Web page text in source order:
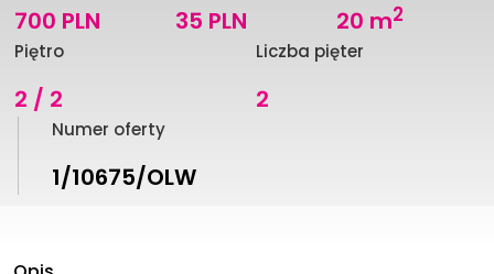
700 PLN 35 PLN 20 m2
Piętro
2 / 2
Liczba pięter
2
Numer oferty
1/10675/OLW